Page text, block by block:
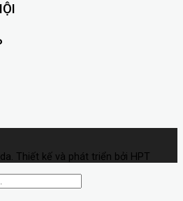
Thiết kế và phát triển bởi HPT